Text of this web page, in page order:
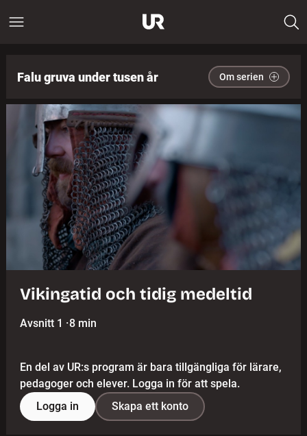
Falu gruva under tusen år Om serien
Vikingatid och tidig medeltid
Avsnitt 1 ·8 min
En del av UR:s program är bara tillgängliga för lärare,
pedagoger och elever. Logga in för att spela.
Logga in
Skapa ett konto